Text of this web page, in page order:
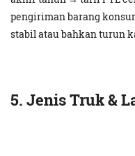
pengiriman barang
stabil atau bahkan turun
5. Jenis Truk &